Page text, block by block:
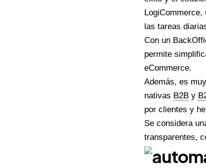
LogiCommerce,
las tareas
Con un
permite
eCommerce.
Además, es
nativas B2B y
por clientes y
Se considera
transparentes,